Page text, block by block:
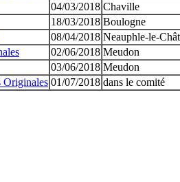
04/03/2018 Chaville
18/03/2018 Boulogne
08/04/2018 Neauphle-le-
02/06/2018 Meudon
03/06/2018 Meudon
Originales 01/07/2018 dans le comité